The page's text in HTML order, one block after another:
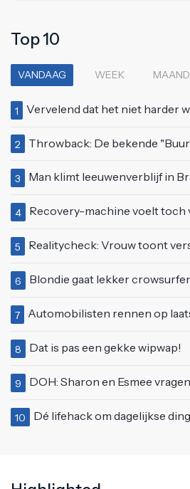
Top 10
VANDAAG WEEK MAAND
1 Vervelend dat het niet harder
2 Throwback: De bekende "Buurman, wat doet u
3 Man klimt leeuwenverblijf in Braziliaanse
4 Recovery-machine voelt toch verdacht
5 Realitycheck: Vrouw toont verschil
6 Blondie gaat lekker
7 Automobilisten rennen op laatste
8 Dat is pas een gekke wipwap!
9 DOH: Sharon en Esmee vragen zich af of je
10 Dé lifehack om dagelijkse